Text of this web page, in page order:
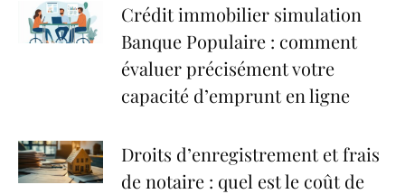
Crédit immobilier simulation
Banque Populaire : comment
évaluer précisément votre
capacité d’emprunt en ligne
Droits d’enregistrement et frais
de notaire : quel est le coût de